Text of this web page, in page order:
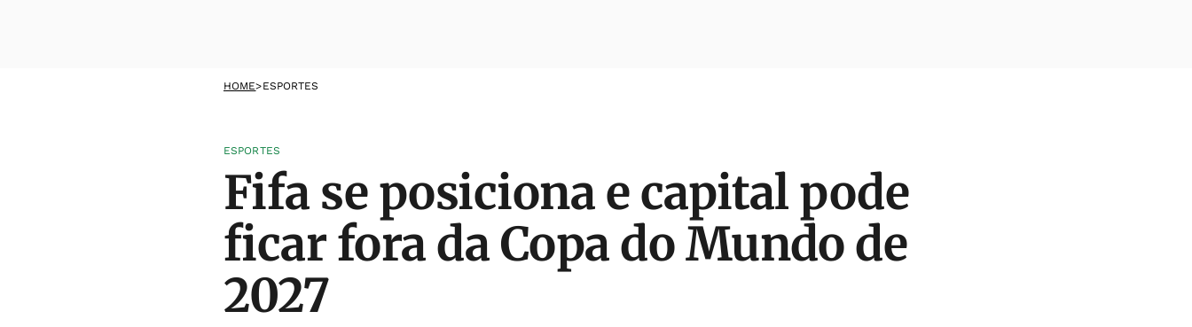
HOME>ESPORTES
ESPORTES
Fifa se posiciona e capital pode
ficar fora da Copa do Mundo de
2027